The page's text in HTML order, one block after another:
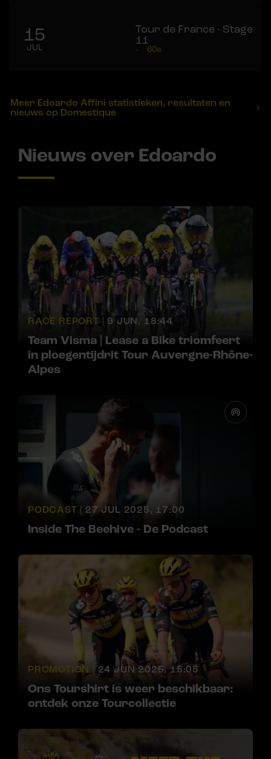
15
JUL
Tour de France - Stage
11
- 60e
Meer Edoardo Affini statistieken, resultaten en
nieuws op Domestique
Nieuws over Edoardo
RACE REPORT | 9 JUN, 18:44
Team Visma | Lease a Bike triomfeert
in ploegentijdrit Tour Auvergne-Rhône-
Alpes
PODCAST | 27 JUL 2025, 17:00
Inside The Beehive - De Podcast
PROMOTION | 24 JUN 2025, 15:05
Ons Tourshirt is weer beschikbaar:
ontdek onze Tourcollectie